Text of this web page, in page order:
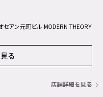
アン元町ビル MODERN THEORY
る
店舗詳細を見る